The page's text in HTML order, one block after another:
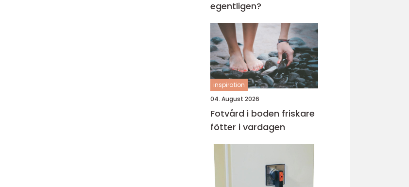
egentligen?
inspiration
04. August 2026
Fotvård i boden friskare
fötter i vardagen